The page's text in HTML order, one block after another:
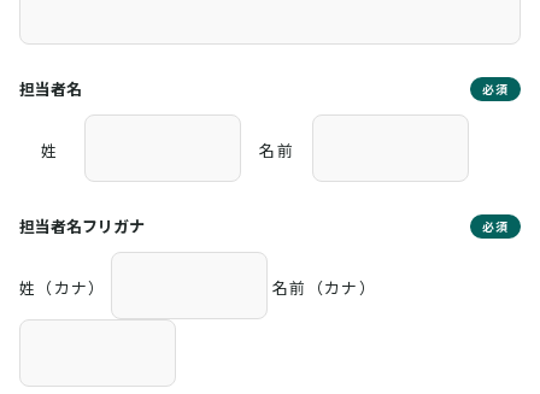
担当者名 必須
姓 名前
担当者名フリガナ 必須
姓（カナ） 名前（カナ）